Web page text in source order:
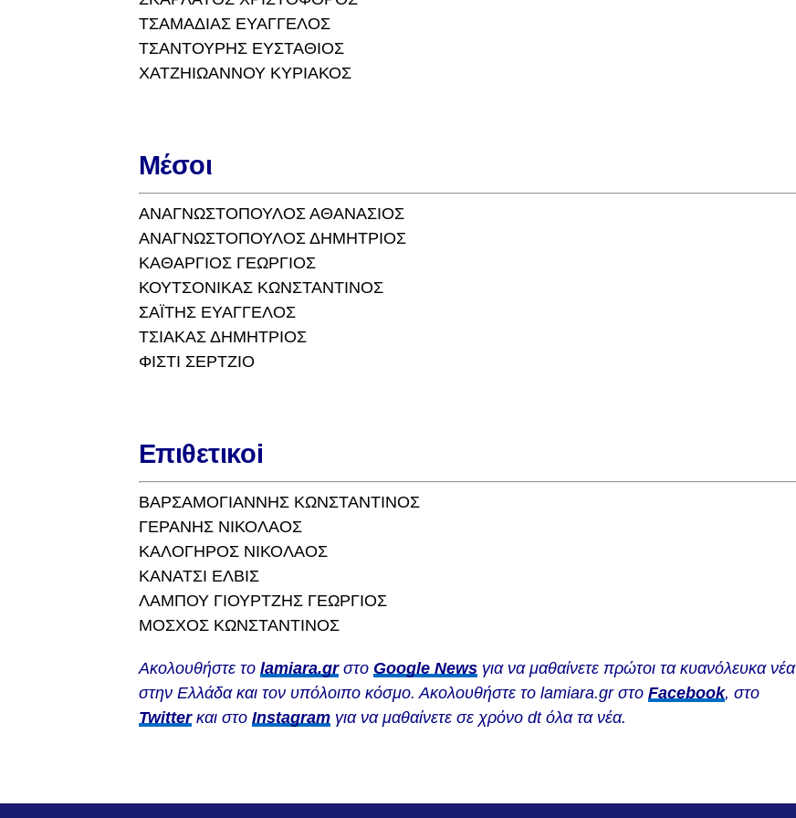
ΤΣΑΜΑΔΙΑΣ ΕΥΑΓΓΕΛΟΣ
ΤΣΑΝΤΟΥΡΗΣ ΕΥΣΤΑΘΙΟΣ
ΧΑΤΖΗΙΩΑΝΝΟΥ ΚΥΡΙΑΚΟΣ
Μέσοι
ΑΝΑΓΝΩΣΤΟΠΟΥΛΟΣ ΑΘΑΝΑΣΙΟΣ
ΑΝΑΓΝΩΣΤΟΠΟΥΛΟΣ ΔΗΜΗΤΡΙΟΣ
ΚΑΘΑΡΓΙΟΣ ΓΕΩΡΓΙΟΣ
ΚΟΥΤΣΟΝΙΚΑΣ ΚΩΝΣΤΑΝΤΙΝΟΣ
ΣΑΪΤΗΣ ΕΥΑΓΓΕΛΟΣ
ΤΣΙΑΚΑΣ ΔΗΜΗΤΡΙΟΣ
ΦΙΣΤΙ ΣΕΡΤΖΙΟ
Επιθετικoi
ΒΑΡΣΑΜΟΓΙΑΝΝΗΣ ΚΩΝΣΤΑΝΤΙΝΟΣ
ΓΕΡΑΝΗΣ ΝΙΚΟΛΑΟΣ
ΚΑΛΟΓΗΡΟΣ ΝΙΚΟΛΑΟΣ
ΚΑΝΑΤΣΙ ΕΛΒΙΣ
ΛΑΜΠΟΥ ΓΙΟΥΡΤΖΗΣ ΓΕΩΡΓΙΟΣ
ΜΟΣΧΟΣ ΚΩΝΣΤΑΝΤΙΝΟΣ
Ακολουθήστε το lamiara.grστο Google News για να μαθαίνετε πρώτοι τα κυανόλευκα νέα
στην Ελλάδα και τον υπόλοιπο κόσμο. Ακολουθήστε το lamiara.gr στο Facebook, στο
Twitterκαι στο Instagram για να μαθαίνετε σε χρόνο dt όλα τα νέα.